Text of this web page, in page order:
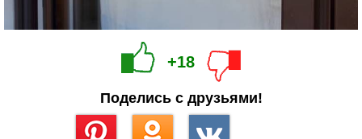
+18
Поделись с друзьями!